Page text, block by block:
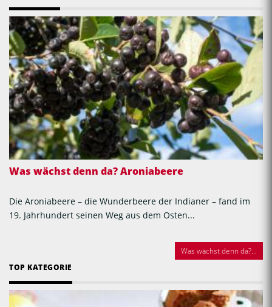
Was wächst denn da? Aroniabeere
Die Aroniabeere – die Wunderbeere der Indianer – fand im
19. Jahrhundert seinen Weg aus dem Osten...
Was wächst denn da?...
TOP KATEGORIE